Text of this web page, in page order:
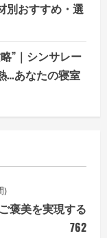
別おすすめ・選
”｜シンサレー
…あなたの寝室
)
褒美を実現する
762